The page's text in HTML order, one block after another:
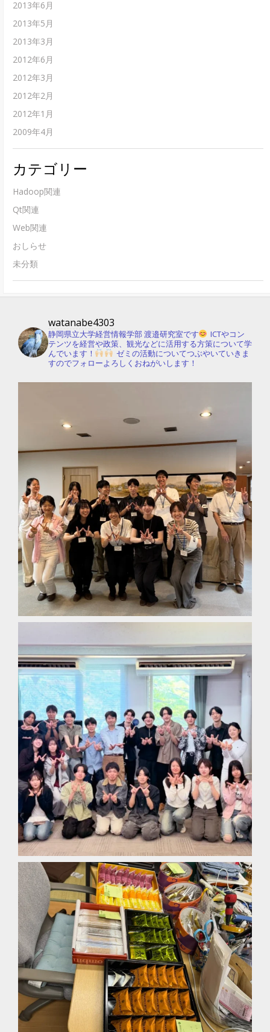
2013年6月
2013年5月
2013年3月
2012年6月
2012年3月
2012年2月
2012年1月
2009年4月
カテゴリー
Hadoop関連
Qt関連
Web関連
おしらせ
未分類
watanabe4303
静岡県立大学経営情報学部 渡邉研究室です
ICTやコン
テンツを経営や政策、観光などに活用する方策について学
んでいます！
ゼミの活動についてつぶやいていきま
すのでフォローよろしくおねがいします！